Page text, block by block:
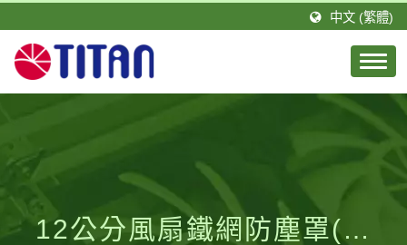
中文 (繁體)
12公分風扇鐵網防塵罩(附